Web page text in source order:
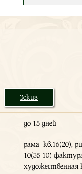
Эскиз
до 15 дней
рама- кв.16(20),
10(35-10)
художественная